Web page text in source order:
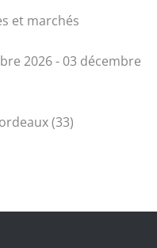
et marchés
2026 - 03 décembre
(33)